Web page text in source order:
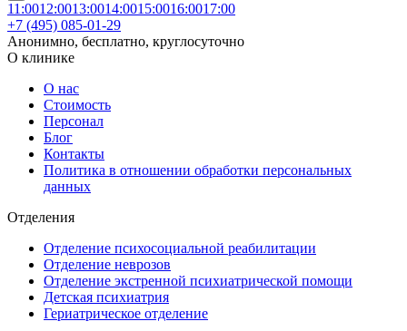
11:0012:0013:0014:0015:0016:0017:00
+7 (495) 085-01-29
Анонимно, бесплатно, круглосуточно
О клинике
О нас
Стоимость
Персонал
Блог
Контакты
Политика в отношении обработки персональных
данных
Отделения
Отделение психосоциальной реабилитации
Отделение неврозов
Отделение экстренной психиатрической помощи
Детская психиатрия
Гериатрическое отделение